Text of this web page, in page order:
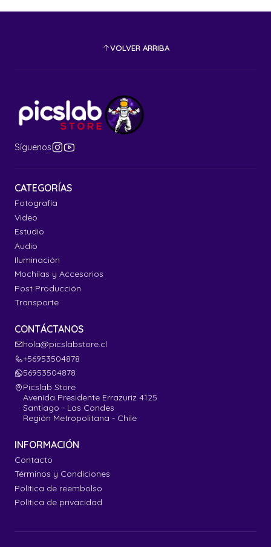
VOLVER ARRIBA
Síguenos
CATEGORÍAS
Fotografía
Video
Estudio
Audio
Iluminación
Mochilas y Accesorios
Post Producción
Transporte
CONTÁCTANOS
hola@picslabstore.cl
+56953504878
56953504878
Picslab Store
Avenida Presidente Errazuriz 4125
Santiago - Las Condes
Región Metropolitana - Chile
INFORMACIÓN
Contacto
Términos y Condiciones
Política de reembolso
Política de privacidad